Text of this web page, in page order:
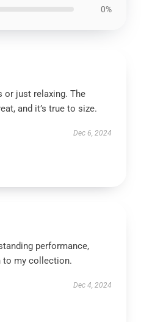
0%
or just relaxing. The
and it’s true to size.
Dec 6, 2024
performance,
to my collection.
Dec 4, 2024